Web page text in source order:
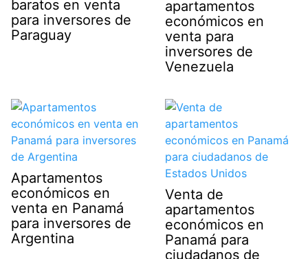
baratos en venta
para inversores de
Paraguay
apartamentos
económicos en
venta para
inversores de
Venezuela
Apartamentos
económicos en
venta en Panamá
para inversores de
Argentina
Venta de
apartamentos
económicos en
Panamá para
ciudadanos de